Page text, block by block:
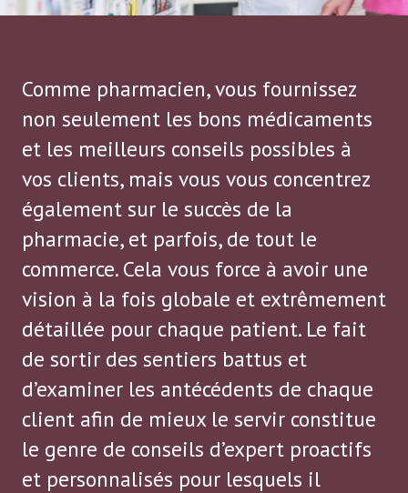
Comme pharmacien, vous fournissez
non seulement les bons médicaments
et les meilleurs conseils possibles à
vos clients, mais vous vous concentrez
également sur le succès de la
pharmacie, et parfois, de tout le
commerce. Cela vous force à avoir une
vision à la fois globale et extrêmement
détaillée pour chaque patient. Le fait
de sortir des sentiers battus et
d’examiner les antécédents de chaque
client afin de mieux le servir constitue
le genre de conseils d’expert proactifs
et personnalisés pour lesquels il